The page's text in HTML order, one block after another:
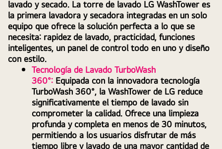
lavado y secado. La torre de lavado LG WashTower es
la primera lavadora y secadora integradas en un solo
equipo que ofrece la solución perfecta a lo que se
necesita: rapidez de lavado, practicidad, funciones
inteligentes, un panel de control todo en uno y diseño
con estilo.
Tecnología de Lavado TurboWash
360°: Equipada con la innovadora tecnología
TurboWash 360°, la WashTower de LG reduce
significativamente el tiempo de lavado sin
comprometer la calidad. Ofrece una limpieza
profunda y completa en menos de 30 minutos,
permitiendo a los usuarios disfrutar de más
tiempo libre y lavado de una mayor cantidad de